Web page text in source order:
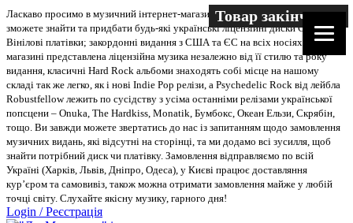
Ласкаво просимо в музичний інтернет-магазин “Два меломани”. У нас Ви
зможете знайти та придбати будь-які українські ліцензійні диски CD, DVD,
Вінілові платівки; закордонні видання з США та ЄС на всіх носіях. В
магазині представлена ліцензійна музика незалежно від її стилю та року
видання, класичні Hard Rock альбоми знаходять собі місце на нашому
складі так же легко, як і нові Indie Pop релізи, а Psychedelic Rock від лейбла
Robustfellow лежить по сусідству з усіма останніми релізами української
попсцени – Onuka, The Hardkiss, Monatik, Бумбокс, Океан Ельзи, Скрябін,
тощо. Ви завжди можете звертатись до нас із запитанням щодо замовлення
музичних видань, які відсутні на сторінці, та ми додамо всі зусилля, щоб
знайти потрібний диск чи платівку. Замовлення відправляємо по всій
Україні (Харків, Львів, Дніпро, Одеса), у Києві працює доставляння
кур’єром та самовивіз, також можна отримати замовлення майже у любій
точці світу. Слухайте якісну музику, гарного дня!
Login /Реєстрація
Товар закінчився